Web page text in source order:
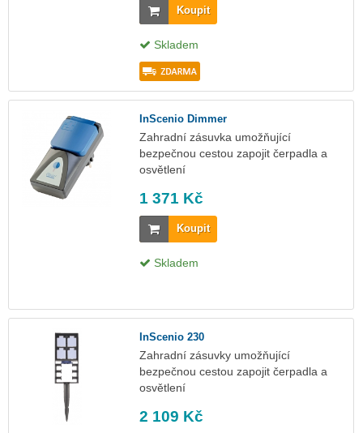
Koupit
Skladem
InScenio Dimmer
Zahradní zásuvka umožňující
bezpečnou cestou zapojit čerpadla a
osvětlení
1 371 Kč
Koupit
Skladem
InScenio 230
Zahradní zásuvky umožňující
bezpečnou cestou zapojit čerpadla a
osvětlení
2 109 Kč